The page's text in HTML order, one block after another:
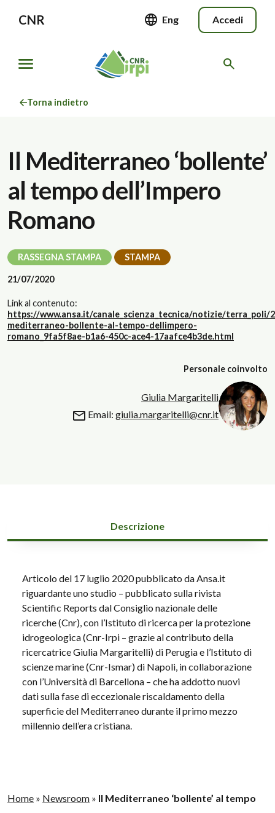
CNR Eng Accedi
Torna indietro
Il Mediterraneo ‘bollente’
al tempo dell’Impero
Romano
RASSEGNA STAMPA STAMPA
21/07/2020
Link al contenuto:
https://www.ansa.it/canale_scienza_tecnica/notizie/terra_poli/
mediterraneo-bollente-al-tempo-dellimpero-
romano_9fa5f8ae-b1a6-450c-ace4-17aafce4b3de.html
Personale coinvolto
Giulia Margaritelli
Email: giulia.margaritelli@cnr.it
Descrizione
Articolo del 17 luglio 2020 pubblicato da Ansa.it
riguardante uno studio – pubblicato sulla rivista
Scientific Reports dal Consiglio nazionale delle
ricerche (Cnr), con l’Istituto di ricerca per la protezione
idrogeologica (Cnr-Irpi – grazie al contributo della
ricercatrice Giulia Margaritelli) di Perugia e l’Istituto di
scienze marine (Cnr-Ismar) di Napoli, in collaborazione
con l’Università di Barcellona – che ha addotto nuovi
dati sulla fase di eccezionale riscaldamento della
superficie del Mediterraneo durante il primo mezzo
millennio dell’era cristiana.
Home » Newsroom » Il Mediterraneo ‘bollente’ al tempo